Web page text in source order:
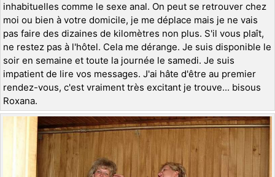
inhabituelles comme le sexe anal. On peut se retrouver chez
moi ou bien à votre domicile, je me déplace mais je ne vais
pas faire des dizaines de kilomètres non plus. S'il vous plaît,
ne restez pas à l'hôtel. Cela me dérange. Je suis disponible le
soir en semaine et toute la journée le samedi. Je suis
impatient de lire vos messages. J'ai hâte d'être au premier
rendez-vous, c'est vraiment très excitant je trouve... bisous
Roxana.